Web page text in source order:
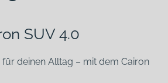
SUV 4.0
deinen Alltag – mit dem Cairon